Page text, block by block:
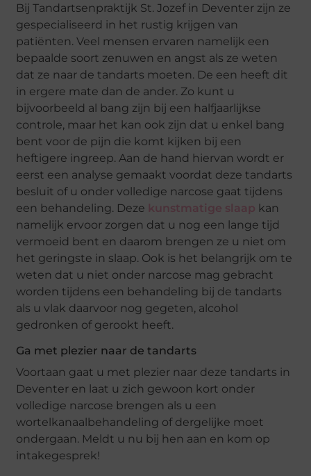
Bij Tandartsenpraktijk St. Jozef in Deventer zijn ze
gespecialiseerd in het rustig krijgen van
patiënten. Veel mensen ervaren namelijk een
bepaalde soort zenuwen en angst als ze weten
dat ze naar de tandarts moeten. De een heeft dit
in ergere mate dan de ander. Zo kunt u
bijvoorbeeld al bang zijn bij een halfjaarlijkse
controle, maar het kan ook zijn dat u enkel bang
bent voor de pijn die komt kijken bij een
heftigere ingreep. Aan de hand hiervan wordt er
eerst een analyse gemaakt voordat deze tandarts
besluit of u onder volledige narcose gaat tijdens
een behandeling. Deze kunstmatige slaap kan
namelijk ervoor zorgen dat u nog een lange tijd
vermoeid bent en daarom brengen ze u niet om
het geringste in slaap. Ook is het belangrijk om te
weten dat u niet onder narcose mag gebracht
worden tijdens een behandeling bij de tandarts
als u vlak daarvoor nog gegeten, alcohol
gedronken of gerookt heeft.
Ga met plezier naar de tandarts
Voortaan gaat u met plezier naar deze tandarts in
Deventer en laat u zich gewoon kort onder
volledige narcose brengen als u een
wortelkanaalbehandeling of dergelijke moet
ondergaan. Meldt u nu bij hen aan en kom op
intakegesprek!